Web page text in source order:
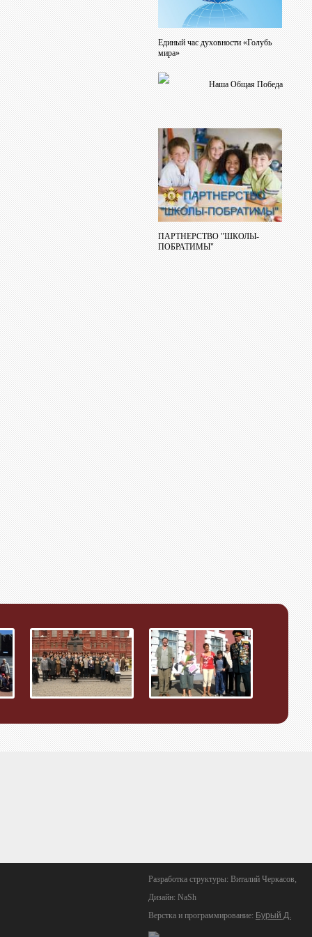
Единый час духовности «Голубь
мира»
Наша Общая Победа
ПАРТНЕРСТВО "ШКОЛЫ-
ПОБРАТИМЫ"
Разработка структуры: Виталий Черкасов,
Дизайн: NaSh
Верстка и программирование: Бурый Д.